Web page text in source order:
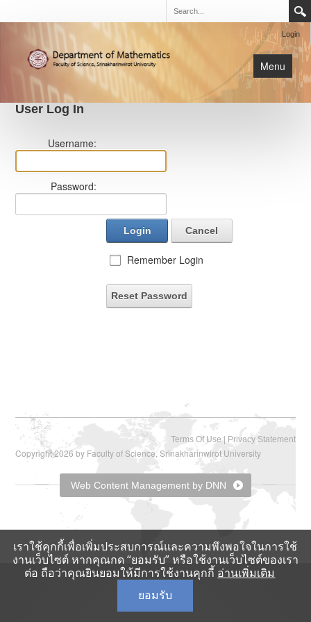
Login
Menu
User Log In
Username:
Password:
Login Cancel
Remember Login
Reset Password
Terms Of Use | Privacy Statement
Copyright 2026 by Faculty of Science, Srinakharinwirot University
Web Content Management by DNN
เราใช้คุกกี้เพื่อเพิ่มประสบการณ์และความพึงพอใจในการใช้
งานเว็บไซต์ หากคุณกด “ยอมรับ” หรือใช้งานเว็บไซต์ของเรา
ต่อ ถือว่าคุณยินยอมให้มีการใช้งานคุกกี้ อ่านเพิ่มเติม
ยอมรับ